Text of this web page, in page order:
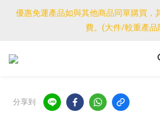
優惠免運產品如與其他商品同單購買，
費。(大件/較重產品
優惠免運產品如與其他商品同單購買，
費。(大件/較重產品
<公告>感謝支持！我們團隊由30/7~12/
優惠免運產品如與其他商品同單購買，
費。(大件/較重產品
分享到